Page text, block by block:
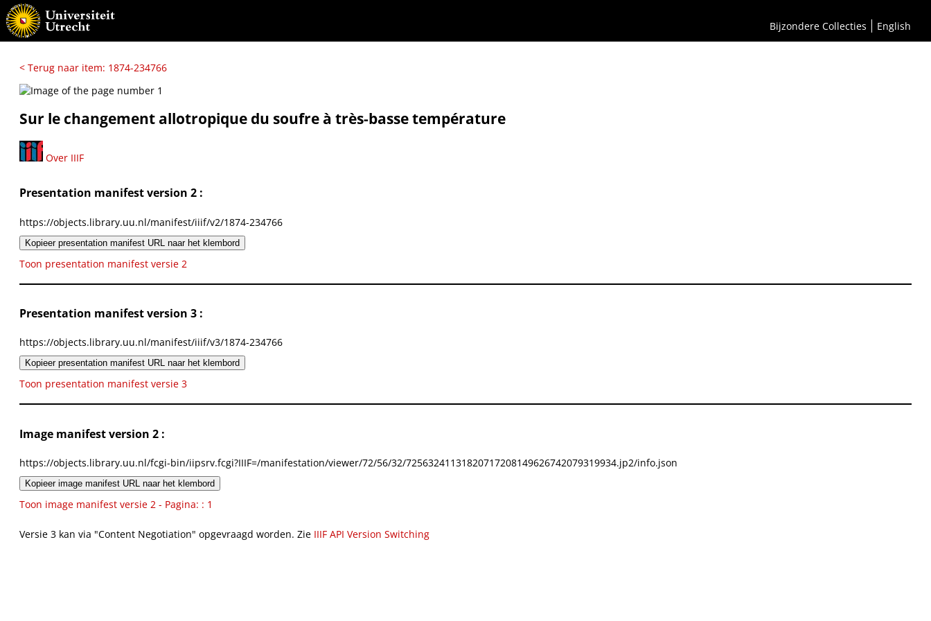
Bijzondere Collecties English
< Terug naar item: 1874-234766
Sur le changement allotropique du soufre à très-basse température
Over IIIF
Presentation manifest version 2 :
https://objects.library.uu.nl/manifest/iiif/v2/1874-234766
Kopieer presentation manifest URL naar het klembord
Toon presentation manifest versie 2
Presentation manifest version 3 :
https://objects.library.uu.nl/manifest/iiif/v3/1874-234766
Kopieer presentation manifest URL naar het klembord
Toon presentation manifest versie 3
Image manifest version 2 :
https://objects.library.uu.nl/fcgi-bin/iipsrv.fcgi?IIIF=/manifestation/viewer/72/56/32/72563241131820717208149626742079319934.jp2/info.json
Kopieer image manifest URL naar het klembord
Toon image manifest versie 2 - Pagina: : 1
Versie 3 kan via "Content Negotiation" opgevraagd worden. Zie IIIF API Version Switching